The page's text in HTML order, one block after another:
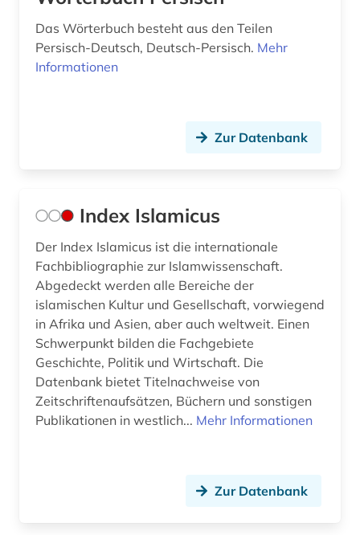
Das Wörterbuch besteht aus den Teilen
Persisch-Deutsch, Deutsch-Persisch. Mehr
Informationen
Zur Datenbank
Index Islamicus
Der Index Islamicus ist die internationale
Fachbibliographie zur Islamwissenschaft.
Abgedeckt werden alle Bereiche der
islamischen Kultur und Gesellschaft, vorwiegend
in Afrika und Asien, aber auch weltweit. Einen
Schwerpunkt bilden die Fachgebiete
Geschichte, Politik und Wirtschaft. Die
Datenbank bietet Titelnachweise von
Zeitschriftenaufsätzen, Büchern und sonstigen
Publikationen in westlich... Mehr Informationen
Zur Datenbank